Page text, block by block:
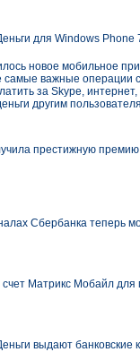
для Windows Phone
новое мобильное
самые важные операции
за Skype,
другим
престижную
Сбербанка теперь
Матрикс Мобайл для
выдают банковские